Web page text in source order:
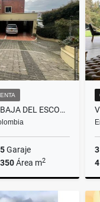
VENTA CASA PARTE BAJA DEL ESCOBERO
5Garaje
350Área m2
Venta
3
4